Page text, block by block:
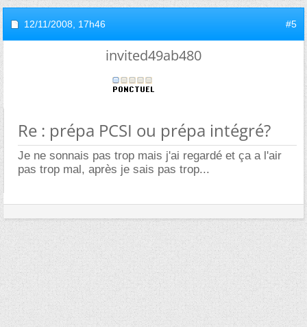
12/11/2008, 17h46 #5
invited49ab480
Re : prépa PCSI ou prépa intégré?
Je ne sonnais pas trop mais j'ai regardé et ça a l'air
pas trop mal, après je sais pas trop...